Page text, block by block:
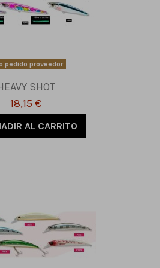
pedido proveedor
SHOT
18,15 €
AL CARRITO